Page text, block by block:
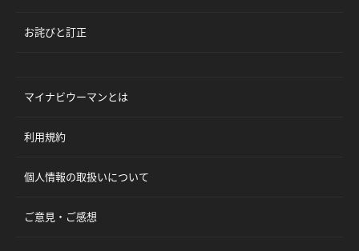
お詫びと訂正
マイナビウーマンとは
利用規約
個人情報の取扱いについて
ご意見・ご感想